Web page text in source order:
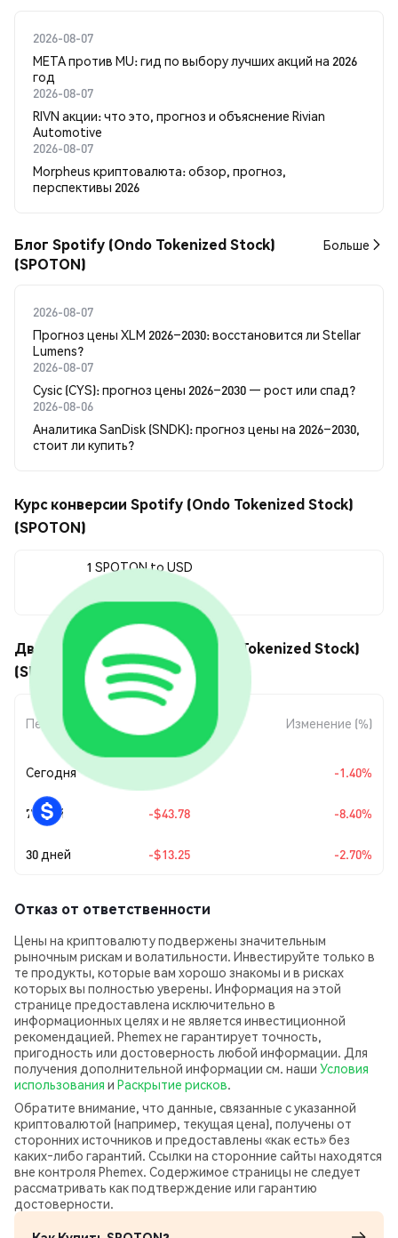
2026-08-07
META против MU: гид по выбору лучших акций на 2026
год
2026-08-07
RIVN акции: что это, прогноз и объяснение Rivian
Automotive
2026-08-07
Morpheus криптовалюта: обзор, прогноз,
перспективы 2026
Блог Spotify (Ondo Tokenized Stock)
(SPOTON)
Больше
2026-08-07
Прогноз цены XLM 2026–2030: восстановится ли Stellar
Lumens?
2026-08-07
Cysic (CYS): прогноз цены 2026–2030 — рост или спад?
2026-08-06
Аналитика SanDisk (SNDK): прогноз цены на 2026–2030,
стоит ли купить?
Курс конверсии Spotify (Ondo Tokenized Stock)
(SPOTON)
1 SPOTON to USD
$477.38
Движения цены Spotify (Ondo Tokenized Stock)
(SPOTON)
Период
Изменение
суммы
Изменение (%)
Сегодня -1.40%
7 дней -$43.78 -8.40%
30 дней -$13.25 -2.70%
Отказ от ответственности
Цены на криптовалюту подвержены значительным
рыночным рискам и волатильности. Инвестируйте только в
те продукты, которые вам хорошо знакомы и в рисках
которых вы полностью уверены. Информация на этой
странице предоставлена исключительно в
информационных целях и не является инвестиционной
рекомендацией. Phemex не гарантирует точность,
пригодность или достоверность любой информации. Для
получения дополнительной информации см. наши Условия
использования и Раскрытие рисков.
Обратите внимание, что данные, связанные с указанной
криптовалютой (например, текущая цена), получены от
сторонних источников и предоставлены «как есть» без
каких‑либо гарантий. Ссылки на сторонние сайты находятся
вне контроля Phemex. Содержимое страницы не следует
рассматривать как подтверждение или гарантию
достоверности.